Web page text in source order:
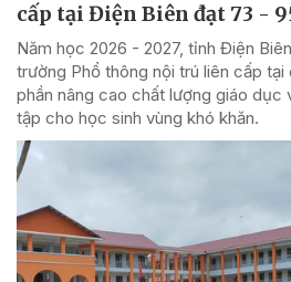
cấp tại Điện Biên đạt 73 -
Năm học 2026 - 2027, tỉnh Điện
trường Phổ thông nội trú liên cấp
phần nâng cao chất lượng giáo dục
tập cho học sinh vùng khó khăn.